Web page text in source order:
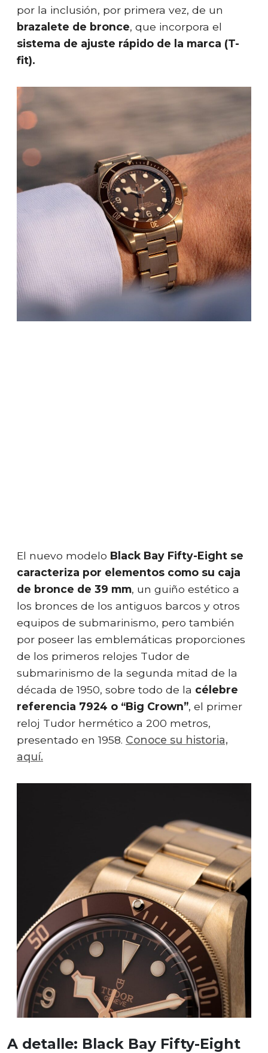
por la inclusión, por primera vez, de un
brazalete de bronce, que incorpora el
sistema de ajuste rápido de la marca (T-
fit).
El nuevo modelo Black Bay Fifty-Eight se
caracteriza por elementos como su caja
de bronce de 39 mm, un guiño estético a
los bronces de los antiguos barcos y otros
equipos de submarinismo, pero también
por poseer las emblemáticas proporciones
de los primeros relojes Tudor de
submarinismo de la segunda mitad de la
década de 1950, sobre todo de la célebre
referencia 7924 o “Big Crown”, el primer
reloj Tudor hermético a 200 metros,
presentado en 1958. Conoce su historia,
aquí.
A detalle: Black Bay Fifty-Eight